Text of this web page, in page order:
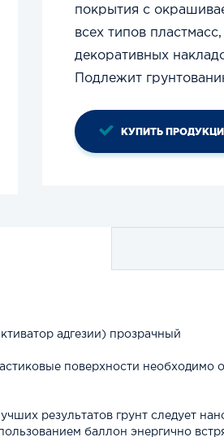
покрытия с
всех типов
декоративных
Подлежит
КУПИТЬ
адгезии) прозрачный
поверхности необходимо
результатов грунт следует
баллон энергично